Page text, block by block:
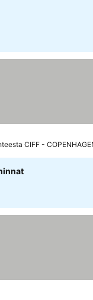
CIFF -